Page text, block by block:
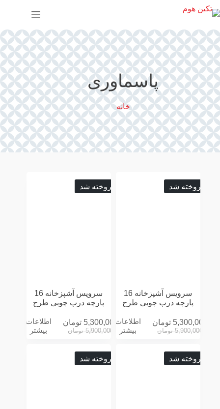
ش
ب
ه
م
ح
ت
و
ا
پاسماوری
خانه
فروخته شد
سرویس آشپزخانه 16
پارچه درب چوبی طرح
5,900,000 تومان
5,300,000 تومان
اطلاعات
بیشتر
فروخته شد
سرویس آشپزخانه 16
پارچه درب چوبی طرح
5,900,000 تومان
5,300,000 تومان
اطلاعات
بیشتر
فروخته شد فروخته شد